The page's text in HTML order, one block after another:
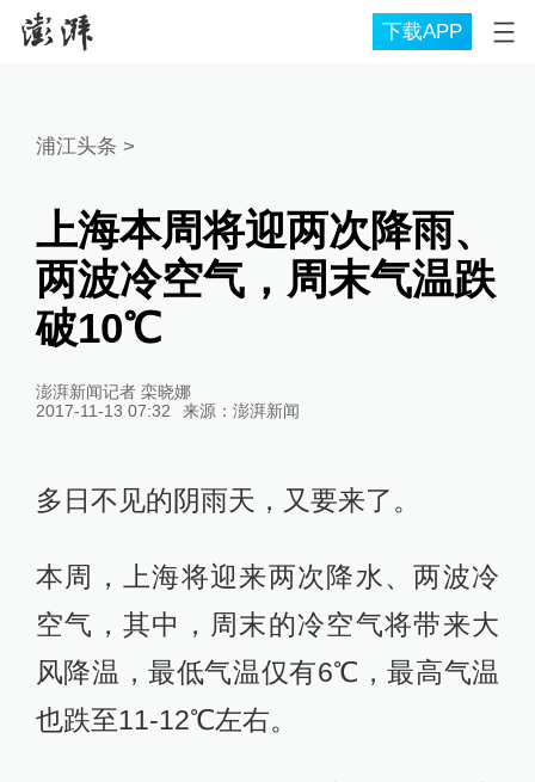
下载APP
浦江头条 >
上海本周将迎两次降雨、
两波冷空气，周末气温跌
破10℃
澎湃新闻记者 栾晓娜
2017-11-13 07:32
来源： 澎湃新闻
多日不见的阴雨天，又要来了。
本周，上海将迎来两次降水、两波冷
空气，其中，周末的冷空气将带来大
风降温，最低气温仅有6℃，最高气温
也跌至11-12℃左右。